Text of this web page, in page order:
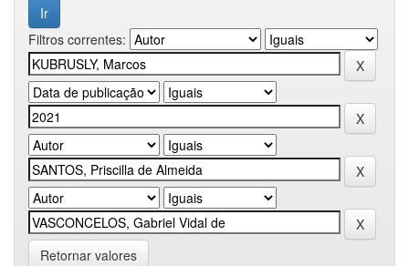
Filtros correntes:
Retornar valores